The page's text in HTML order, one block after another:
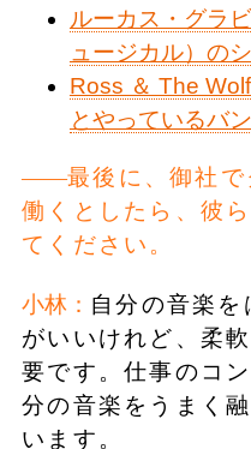
ルーカス・グラ
ュージカル）の
Ross ＆ The
とやっているバ
最後に、御社
働くとしたら、彼
てください。
小林： 自分の音楽を
がいいけれど、柔
要です。仕事のコ
分の音楽をうまく
います。